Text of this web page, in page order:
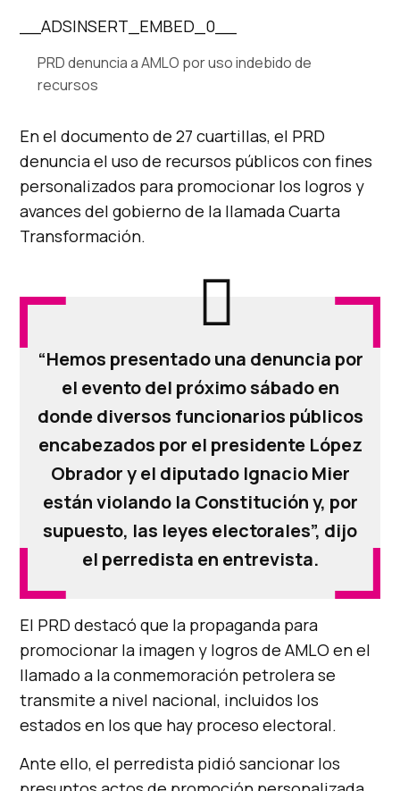
__ADSINSERT_EMBED_0__
PRD denuncia a AMLO por uso indebido de
recursos
En el documento de 27 cuartillas, el PRD
denuncia el uso de recursos públicos con fines
personalizados para promocionar los logros y
avances del gobierno de la llamada Cuarta
Transformación.
“Hemos presentado una denuncia por
el evento del próximo sábado en
donde diversos funcionarios públicos
encabezados por el presidente López
Obrador y el diputado Ignacio Mier
están violando la Constitución y, por
supuesto, las leyes electorales”, dijo
el perredista en entrevista.
El PRD destacó que la propaganda para
promocionar la imagen y logros de AMLO en el
llamado a la conmemoración petrolera se
transmite a nivel nacional, incluidos los
estados en los que hay proceso electoral.
Ante ello, el perredista pidió sancionar los